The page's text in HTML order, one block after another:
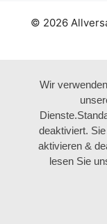
© 2026
Wir
deaktiviert.
aktivieren &
lesen Sie